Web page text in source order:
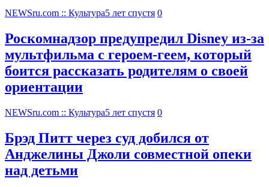
NEWSru.com :: Культура5 лет спустя 0
Роскомнадзор предупредил Disney из-за
мультфильма c героем-геем, который
боится рассказать родителям о своей
ориентации
NEWSru.com :: Культура5 лет спустя 0
Брэд Питт через суд добился от
Анджелины Джоли совместной опеки
над детьми